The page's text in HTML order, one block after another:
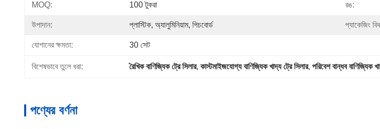
MOQ: 100 টুকরা রঙ:
উপাদান: প্লাস্টিক, অ্যালুমিনিয়াম, পিচবোর্ড প্যাকেজিং
যোগানের ক্ষমতা: 30 সেট
বিশেষভাবে তুলে ধরা: রৈখিক বাণিজ্যিক ট্রে সিলার, কাস্টমাইজযোগ্য বাণিজ্যিক খাদ্য ট্রে সিলার, পরিবেশ বান্ধব বাণিজ্যিক
পণ্যের বর্ণনা